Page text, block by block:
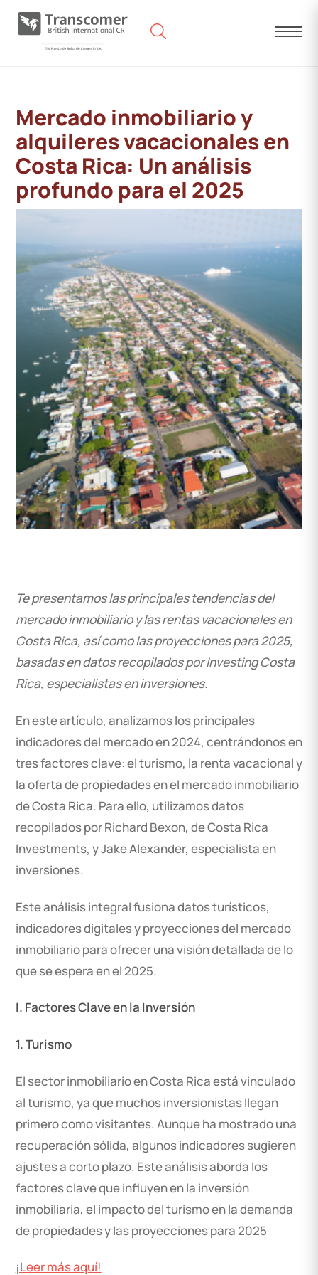
Mercado inmobiliario y
alquileres vacacionales en
Costa Rica: Un análisis
profundo para el 2025
Te presentamos las principales tendencias del
mercado inmobiliario y las rentas vacacionales en
Costa Rica, así como las proyecciones para 2025,
basadas en datos recopilados por Investing Costa
Rica, especialistas en inversiones.
En este artículo, analizamos los principales
indicadores del mercado en 2024, centrándonos en
tres factores clave: el turismo, la renta vacacional y
la oferta de propiedades en el mercado inmobiliario
de Costa Rica. Para ello, utilizamos datos
recopilados por Richard Bexon, de Costa Rica
Investments, y Jake Alexander, especialista en
inversiones.
Este análisis integral fusiona datos turísticos,
indicadores digitales y proyecciones del mercado
inmobiliario para ofrecer una visión detallada de lo
que se espera en el 2025.
I. Factores Clave en la Inversión
1. Turismo
El sector inmobiliario en Costa Rica está vinculado
al turismo, ya que muchos inversionistas llegan
primero como visitantes. Aunque ha mostrado una
recuperación sólida, algunos indicadores sugieren
ajustes a corto plazo. Este análisis aborda los
factores clave que influyen en la inversión
inmobiliaria, el impacto del turismo en la demanda
de propiedades y las proyecciones para 2025
¡Leer más aquí!